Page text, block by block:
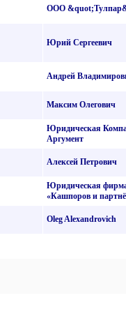
ООО
Юрий Сергеевич
Андрей
Максим Олегович
Юридическая
Аргумент
Алексей Петрович
Юридическая
«Кашпоров и
Oleg Alexandrovich